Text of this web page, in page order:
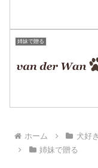
姉妹で贈る
ホーム
犬好
姉妹で贈る